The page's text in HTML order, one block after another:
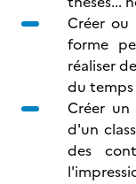
Créer ou
forme
réaliser
du
Créer
d'un
des